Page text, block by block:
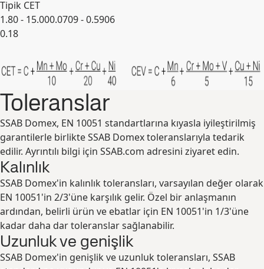
Tipik CET
1.80 - 15.000.0709 - 0.5906
0.18
Toleranslar
SSAB Domex, EN 10051 standartlarına kıyasla iyileştirilmiş
garantilerle birlikte SSAB Domex toleranslarıyla tedarik
edilir. Ayrıntılı bilgi için SSAB.com adresini ziyaret edin.
Kalınlık
SSAB Domex'in kalınlık toleransları, varsayılan değer olarak
EN 10051'in 2/3'üne karşılık gelir. Özel bir anlaşmanın
ardından, belirli ürün ve ebatlar için EN 10051'in 1/3'üne
kadar daha dar toleranslar sağlanabilir.
Uzunluk ve genişlik
SSAB Domex'in genişlik ve uzunluk toleransları, SSAB